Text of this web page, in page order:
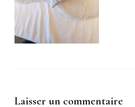
Laisser un commentaire